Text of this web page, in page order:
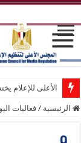
الأعلى للإعلام
الرئيسية / فعاليات